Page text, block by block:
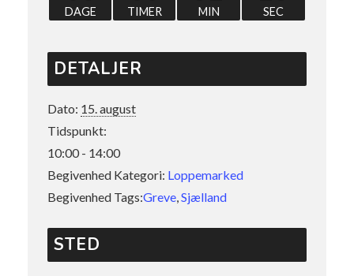
DAGE TIMER MIN SEC
DETALJER
Dato: 15. august
Tidspunkt:
10:00 - 14:00
Begivenhed Kategori: Loppemarked
Begivenhed Tags:Greve,Sjælland
STED